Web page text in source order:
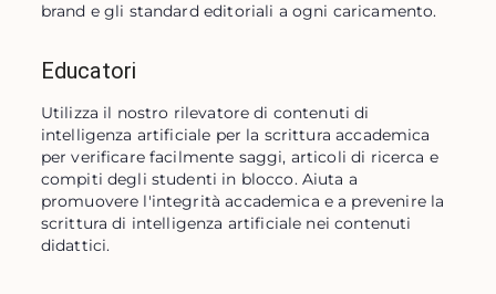
brand e gli standard editoriali a ogni caricamento.
Educatori
Utilizza il nostro rilevatore di contenuti di
intelligenza artificiale per la scrittura accademica
per verificare facilmente saggi, articoli di ricerca e
compiti degli studenti in blocco. Aiuta a
promuovere l'integrità accademica e a prevenire la
scrittura di intelligenza artificiale nei contenuti
didattici.